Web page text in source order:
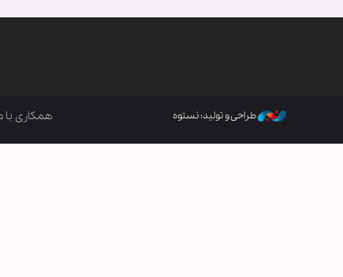
طراحی و تولید: نستوه همکاری با